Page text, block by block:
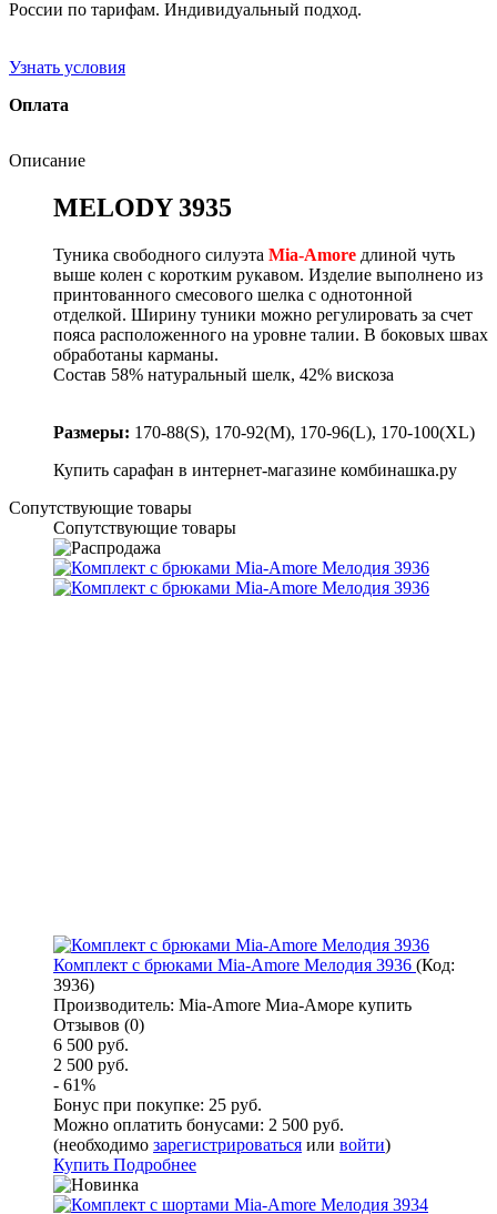
России по тарифам. Индивидуальный подход.
Узнать условия
Оплата
Описание
MELODY 3935
Туника свободного силуэта Mia-Amore длиной чуть
выше колен с коротким рукавом. Изделие выполнено из
принтованного смесового шелка с однотонной
отделкой. Ширину туники можно регулировать за счет
пояса расположенного на уровне талии. В боковых швах
обработаны карманы.
Состав 58% натуральный шелк, 42% вискоза
Размеры: 170-88(S), 170-92(M), 170-96(L), 170-100(XL)
Купить сарафан в интернет-магазине комбинашка.ру
Сопутствующие товары
Сопутствующие товары
Комплект с брюками Mia-Amore Мелодия 3936 (Код:
3936)
Производитель: Mia-Amore Миа-Аморе купить
Отзывов (0)
6 500 руб.
2 500 руб.
- 61%
Бонус при покупке: 25 руб.
Можно оплатить бонусами: 2 500 руб.
(необходимо зарегистрироваться или войти)
Купить Подробнее